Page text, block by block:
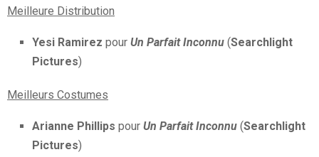
Meilleure Distribution
Yesi Ramirez pour Un Parfait Inconnu (Searchlight
Pictures)
Meilleurs Costumes
Arianne Phillips pour Un Parfait Inconnu (Searchlight
Pictures)